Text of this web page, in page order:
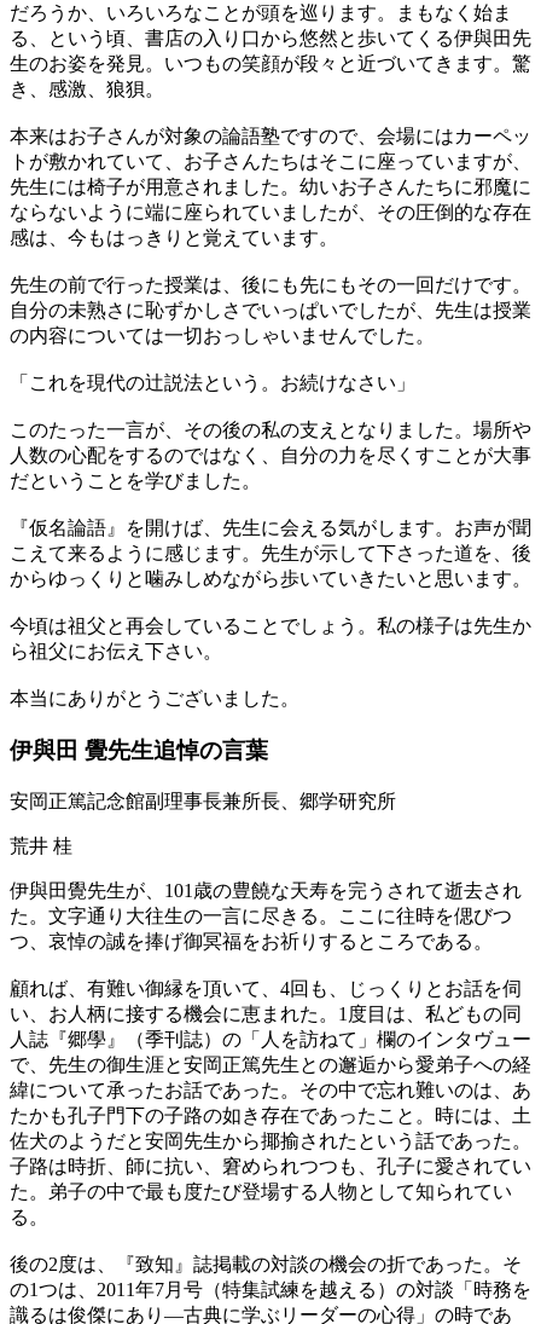
だろうか、いろいろなことが頭を巡ります。まもなく始ま
る、という頃、書店の入り口から悠然と歩いてくる伊與田先
生のお姿を発見。いつもの笑顔が段々と近づいてきます。驚
き、感激、狼狽。
本来はお子さんが対象の論語塾ですので、会場にはカーペッ
トが敷かれていて、お子さんたちはそこに座っていますが、
先生には椅子が用意されました。幼いお子さんたちに邪魔に
ならないように端に座られていましたが、その圧倒的な存在
感は、今もはっきりと覚えています。
先生の前で行った授業は、後にも先にもその一回だけです。
自分の未熟さに恥ずかしさでいっぱいでしたが、先生は授業
の内容については一切おっしゃいませんでした。
「これを現代の辻説法という。お続けなさい」
このたった一言が、その後の私の支えとなりました。場所や
人数の心配をするのではなく、自分の力を尽くすことが大事
だということを学びました。
『仮名論語』を開けば、先生に会える気がします。お声が聞
こえて来るように感じます。先生が示して下さった道を、後
からゆっくりと噛みしめながら歩いていきたいと思います。
今頃は祖父と再会していることでしょう。私の様子は先生か
ら祖父にお伝え下さい。
本当にありがとうございました。
伊與田 覺先生追悼の言葉
安岡正篤記念館副理事長兼所長、郷学研究所
荒井 桂
伊與田覺先生が、101歳の豊饒な天寿を完うされて逝去され
た。文字通り大往生の一言に尽きる。ここに往時を偲びつ
つ、哀悼の誠を捧げ御冥福をお祈りするところである。
顧れば、有難い御縁を頂いて、4回も、じっくりとお話を伺
い、お人柄に接する機会に恵まれた。1度目は、私どもの同
人誌『郷學』（季刊誌）の「人を訪ねて」欄のインタヴュー
で、先生の御生涯と安岡正篤先生との邂逅から愛弟子への経
緯について承ったお話であった。その中で忘れ難いのは、あ
たかも孔子門下の子路の如き存在であったこと。時には、土
佐犬のようだと安岡先生から揶揄されたという話であった。
子路は時折、師に抗い、窘められつつも、孔子に愛されてい
た。弟子の中で最も度たび登場する人物として知られてい
る。
後の2度は、『致知』誌掲載の対談の機会の折であった。そ
の1つは、2011年7月号（特集試練を越える）の対談「時務を
識るは俊傑にあり―古典に学ぶリーダーの心得」の時であ